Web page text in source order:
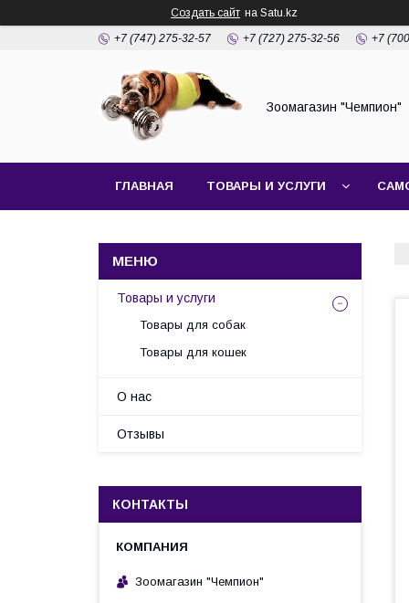
Создать сайт на Satu.kz
+7 (747) 275-32-57 +7 (727) 275-32-56 +7
Зоомагазин "Чемпион"
ГЛАВНАЯ ТОВАРЫ И УСЛУГИ
Товары и услуги
Товары для собак
Товары для кошек
О нас
Отзывы
КОНТАКТЫ
Зоомагазин "Чемпион"